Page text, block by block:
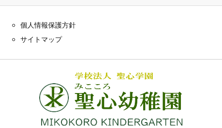
個人情報保護方針
サイトマップ